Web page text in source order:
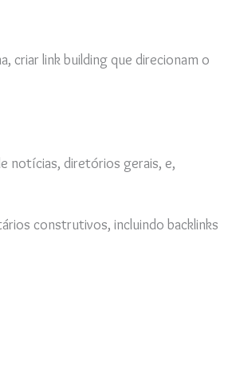
criar link building que direcionam o
notícias, diretórios gerais, e,
construtivos, incluindo backlinks